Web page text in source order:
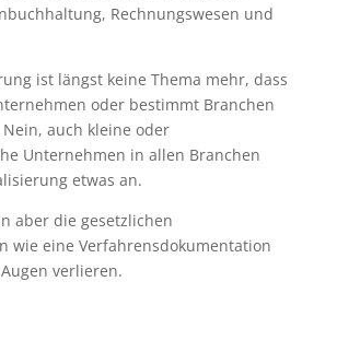
Kontraste
Rechnungswesen und
ist längst keine Thema mehr, dass
oder bestimmt Branchen
auch kleine oder
Unternehmen in allen Branchen
etwas an.
aber die gesetzlichen
wie eine Verfahrensdokumentation
verlieren.